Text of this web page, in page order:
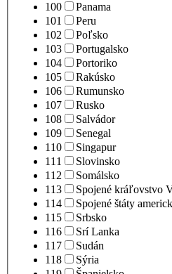
100
Panama
101
Peru
102
Poľsko
103
Portugalsko
104
Portoriko
105
Rakúsko
106
Rumunsko
107
Rusko
108
Salvádor
109
Senegal
110
Singapur
111
Slovinsko
112
Somálsko
113
Spojené kráľovstvo
114
Spojené štáty
115
Srbsko
116
Srí Lanka
117
Sudán
118
Sýria